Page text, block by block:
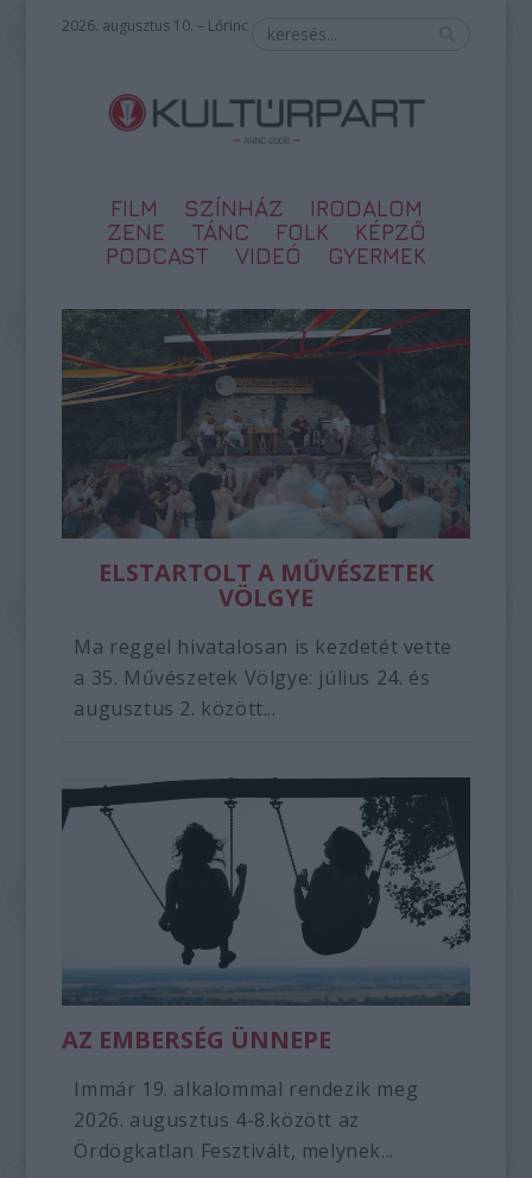
2026. augusztus 10. – Lőrinc
FILM SZÍNHÁZ
IRODALOM
ZENE
TÁNC FOLK
KÉPZŐ
PODCAST
VIDEÓ GYERMEK
ELSTARTOLT A MŰVÉSZETEK
VÖLGYE
Ma reggel hivatalosan is kezdetét vette
a 35. Művészetek Völgye: július 24. és
augusztus 2. között...
AZ EMBERSÉG ÜNNEPE
Immár 19. alkalommal rendezik meg
2026. augusztus 4-8.között az
Ördögkatlan Fesztivált, melynek...